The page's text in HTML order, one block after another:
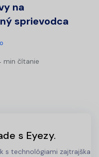
na
sprievodca
min čítanie
s Eyezy.
s technológiami zajtrajška